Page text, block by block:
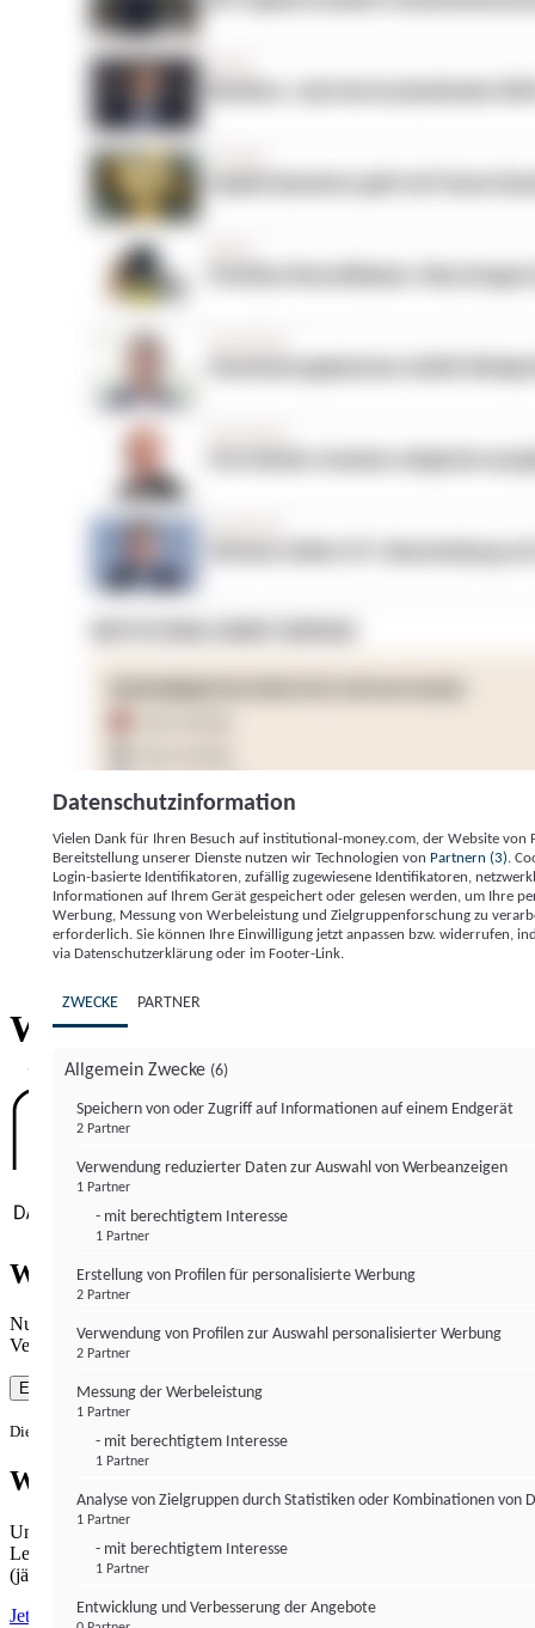
Institutional Money
ImpressumDatenschutzerklärung
Willkommen bei
Wie gewohnt mit Werbung lesen
Nutzen Sie institutional-money.com mit Ihrer Zustimmung zur
Verwendung von Cookies für Webanalyse und Werbemaßnahmen.
Einverstanden
Die Zustimmung ist jederzeit widerrufbar.
Werbefrei lesen
Unabhängiger Journalismus hat seinen Preis.
Lesen Sie institutional-money.com PUR für 33,99€ pro Monat
(jährliche Abrechnung).
Jetzt abonnieren
Datenschutzinformation
Vielen Dank für Ihren Besuch auf institutional-money.com, der Website von
Bereitstellung unserer Dienste nutzen wir Technologien von Partnern (3) .
Login-basierte Identifikatoren, zufällig zugewiesene Identifikatoren,
Informationen auf Ihrem Gerät gespeichert oder gelesen werden, um Ihre
Werbung, Messung von Werbeleistung und Zielgruppenforschung zu
erforderlich. Sie können Ihre Einwilligung jetzt anpassen bzw. widerrufen,
via Datenschutzerklärung oder im Footer-Link.
ZWECKE PARTNER
Allgemein Zwecke (6)
Speichern von oder Zugriff auf Informationen auf einem Endgerät
2 Partner
Verwendung reduzierter Daten zur Auswahl von Werbeanzeigen
1 Partner
- mit berechtigtem Interesse
1 Partner
Erstellung von Profilen für personalisierte Werbung
2 Partner
Verwendung von Profilen zur Auswahl personalisierter Werbung
2 Partner
Messung der Werbeleistung
1 Partner
- mit berechtigtem Interesse
1 Partner
Analyse von Zielgruppen durch Statistiken oder Kombinationen von
1 Partner
- mit berechtigtem Interesse
1 Partner
Entwicklung und Verbesserung der Angebote